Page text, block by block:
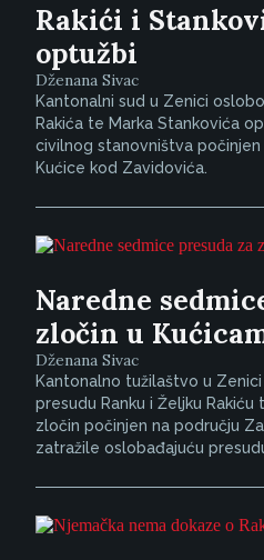
Rakići i
optužbi
Dženana Sivac
Kantonalni sud u Zenici
Rakića te Marka Stankovića
civilnog stanovništva
Kućice kod Zavidovića.
Naredne
zločin u
Dženana Sivac
Kantonalno tužilaštvo u
presudu Ranku i Željku
zločin počinjen na području
zatražile oslobađajuću